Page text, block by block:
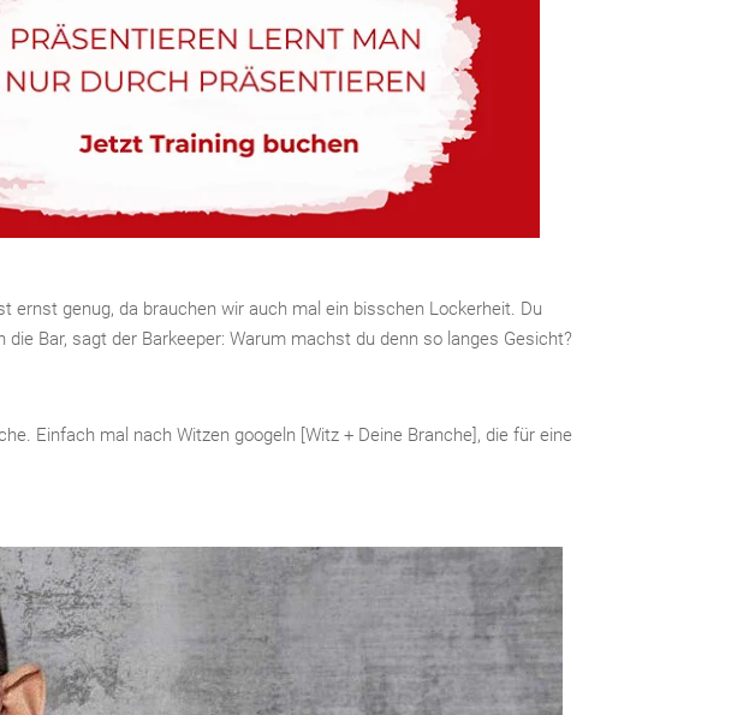
genug, da brauchen wir auch mal ein bisschen Lockerheit. Du
Bar, sagt der Barkeeper: Warum machst du denn so langes Gesicht?
Einfach mal nach Witzen googeln [Witz + Deine Branche], die für eine